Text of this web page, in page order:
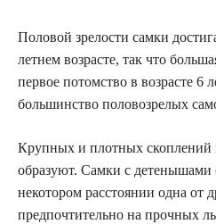
Половой зрелости самки
летнем возрасте, так что
первое потомство в возрасте 6
большинство половозрелых
Крупных и плотных скоплений
образуют. Самки с детенышами
некотором расстоянии одна от
предпочтительно на прочных